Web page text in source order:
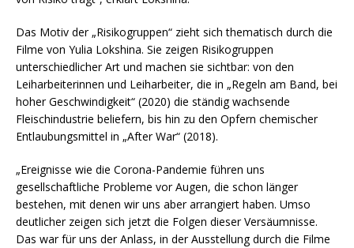
Das Motiv der „Risikogruppen“ zieht sich thematisch durch die
Filme von Yulia Lokshina. Sie zeigen Risikogruppen
unterschiedlicher Art und machen sie sichtbar: von den
Leiharbeiterinnen und Leiharbeiter, die in „Regeln am Band, bei
hoher Geschwindigkeit“ (2020) die ständig wachsende
Fleischindustrie beliefern, bis hin zu den Opfern chemischer
Entlaubungsmittel in „After War“ (2018).
„Ereignisse wie die Corona-Pandemie führen uns
gesellschaftliche Probleme vor Augen, die schon länger
bestehen, mit denen wir uns aber arrangiert haben. Umso
deutlicher zeigen sich jetzt die Folgen dieser Versäumnisse.
Das war für uns der Anlass, in der Ausstellung durch die Filme